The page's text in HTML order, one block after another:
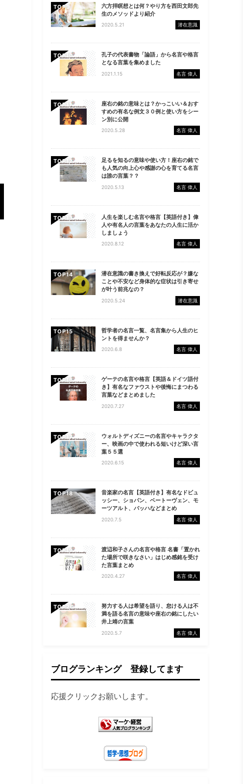
TOP
六方拝瞑想とは何？やり方を西田文郎先
生のメソッドより紹介
2020.5.21 潜在意識
TOP
孔子の代表書物「論語」から名言や格言
となる言葉を集めました
2021.1.15 名言 偉人
TOP
座右の銘の意味とは？かっこいい＆おす
すめの有名な例文３０例と使い方をシー
ン別に公開
2020.5.28 名言 偉人
TOP
足るを知るの意味や使い方！座右の銘で
も人気の向上心や感謝の心を育てる名言
は誰の言葉？？
2020.5.13 名言 偉人
TOP
人生を楽しむ名言や格言【英語付き】偉
人や有名人の言葉をあなたの人生に活か
しましょう
2020.8.12 名言 偉人
TOP
潜在意識の書き換えで好転反応が？嫌な
ことや不安など身体的な症状は引き寄せ
が叶う前兆なの？
2020.5.24 潜在意識
TOP
哲学者の名言一覧、名言集から人生のヒ
ントを得ませんか？
2020.6.8 名言 偉人
TOP
ゲーテの名言や格言【英語＆ドイツ語付
き】有名なファウストや後悔にまつわる
言葉などまとめました
2020.7.27 名言 偉人
TOP
ウォルトディズニーの名言やキャラクタ
ー、映画の中で使われる短いけど深い言
葉５５選
2020.6.15 名言 偉人
TOP
音楽家の名言【英語付き】有名なドビュ
ッシー、ショパン、ベートーヴェン、モ
ーツアルト、バッハなどまとめ
2020.7.5 名言 偉人
TOP
渡辺和子さんの名言や格言 名書「置かれ
た場所で咲きなさい」はじめ感銘を受け
た言葉まとめ
2020.4.27 名言 偉人
TOP
努力する人は希望を語り、怠ける人は不
満を語る名言の意味や座右の銘にしたい
井上靖の言葉
2020.5.7 名言 偉人
ブログランキング 登録してます
応援クリックお願いします。